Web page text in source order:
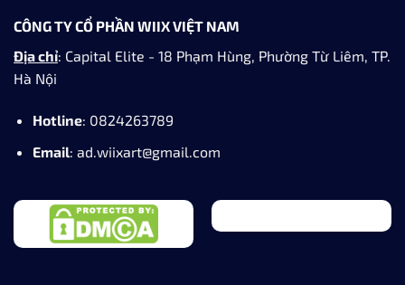
CÔNG TY CỔ PHẦN WIIX VIỆT NAM
Địa chỉ: Capital Elite - 18 Phạm Hùng, Phường Từ Liêm, TP.
Hà Nội
Hotline: 0824263789
Email: ad.wiixart@gmail.com